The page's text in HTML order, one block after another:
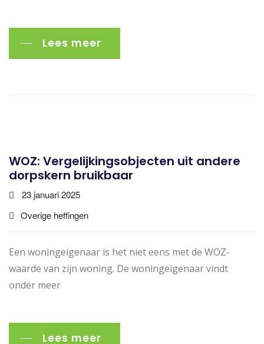
Lees meer
WOZ: Vergelijkingsobjecten uit andere
dorpskern bruikbaar
23 januari 2025
Overige heffingen
Een woningeigenaar is het niet eens met de WOZ-
waarde van zijn woning. De woningeigenaar vindt
onder meer
Lees meer